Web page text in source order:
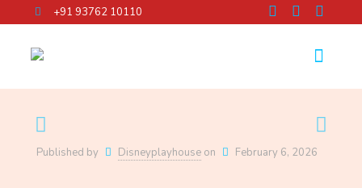
+91 93762 10110
Published by Disneyplayhouse on February 6, 2026